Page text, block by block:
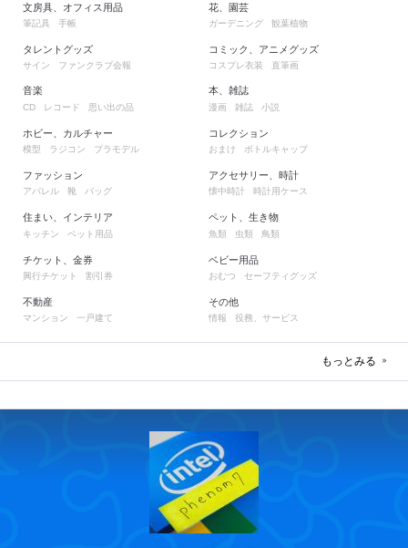
文房具、オフィス用品
筆記具 手帳
タレントグッズ
サイン ファンクラブ会報
花、園芸
ガーデニング 観葉植物
コミック、アニメグッズ
コスプレ衣装 直筆画
音楽
CD レコード 思い出の品
ホビー、カルチャー
模型 ラジコン プラモデル
ファッション
アパレル 靴 バッグ
住まい、インテリア
キッチン ペット用品
チケット、金券
興行チケット 割引券
不動産
マンション 一戸建て
本、雑誌
漫画 雑誌 小説
コレクション
おまけ ボトルキャップ
アクセサリー、時計
懐中時計 時計用ケース
ペット、生き物
魚類 虫類 鳥類
ベビー用品
おむつ セーフティグッズ
その他
情報 役務、サービス
もっとみる